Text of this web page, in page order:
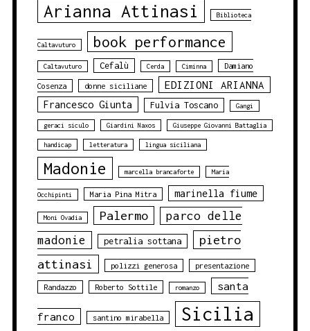
Arianna Attinasi Biblioteca
Caltavuturo book performance
Caltavuturo Cefalù Cerda Ciminna Damiano
Cosenza donne siciliane EDIZIONI ARIANNA
Francesco Giunta Fulvia Toscano Gangi
geraci siculo Giardini Naxos Giuseppe Giovanni Battaglia
handicap letteratura lingua siciliana
Madonie marcella brancaforte Maria
Occhipinti Maria Pina Mitra marinella fiume
Moni Ovadia Palermo
parco delle
madonie
petralia sottana
pietro
attinasi
polizzi generosa presentazione
Randazzo Roberto Sottile romanzo santa
franco santino mirabella Sicilia